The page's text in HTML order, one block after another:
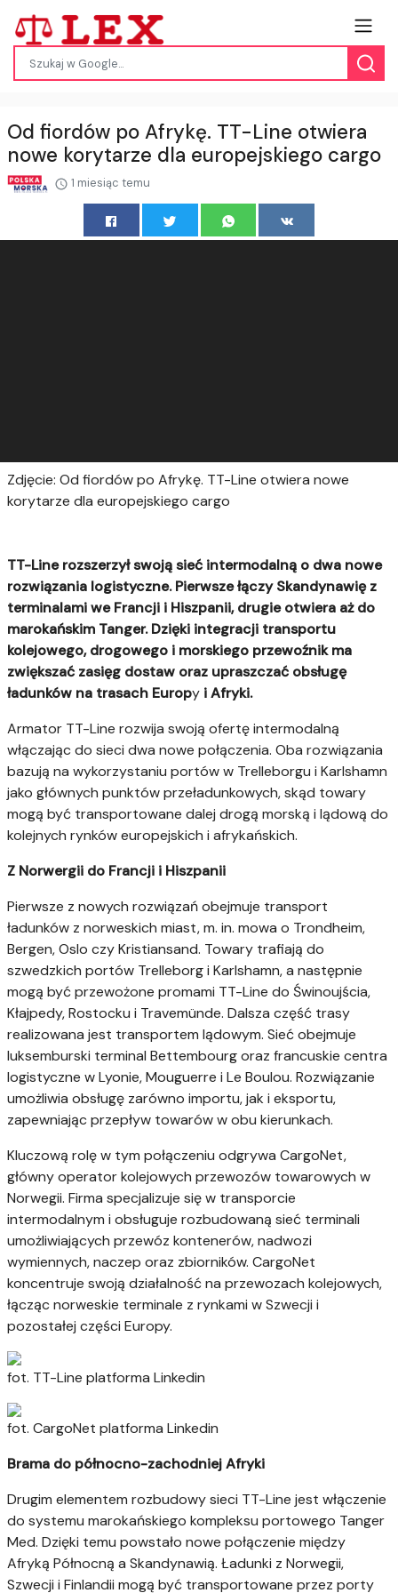
Od fiordów po Afrykę. TT-Line otwiera
nowe korytarze dla europejskiego cargo
1 miesiąc temu
Zdjęcie: Od fiordów po Afrykę. TT-Line otwiera nowe
korytarze dla europejskiego cargo
TT-Line rozszerzył swoją sieć intermodalną o dwa nowe
rozwiązania logistyczne. Pierwsze łączy Skandynawię z
terminalami we Francji i Hiszpanii, drugie otwiera aż do
marokańskim Tanger. Dzięki integracji transportu
kolejowego, drogowego i morskiego przewoźnik ma
zwiększać zasięg dostaw oraz upraszczać obsługę
ładunków na trasach Europy i Afryki.
Armator TT-Line rozwija swoją ofertę intermodalną
włączając do sieci dwa nowe połączenia. Oba rozwiązania
bazują na wykorzystaniu portów w Trelleborgu i Karlshamn
jako głównych punktów przeładunkowych, skąd towary
mogą być transportowane dalej drogą morską i lądową do
kolejnych rynków europejskich i afrykańskich.
Z Norwergii do Francji i Hiszpanii
Pierwsze z nowych rozwiązań obejmuje transport
ładunków z norweskich miast, m. in. mowa o Trondheim,
Bergen, Oslo czy Kristiansand. Towary trafiają do
szwedzkich portów Trelleborg i Karlshamn, a następnie
mogą być przewożone promami TT-Line do Świnoujścia,
Kłajpedy, Rostocku i Travemünde. Dalsza część trasy
realizowana jest transportem lądowym. Sieć obejmuje
luksemburski terminal Bettembourg oraz francuskie centra
logistyczne w Lyonie, Mouguerre i Le Boulou. Rozwiązanie
umożliwia obsługę zarówno importu, jak i eksportu,
zapewniając przepływ towarów w obu kierunkach.
Kluczową rolę w tym połączeniu odgrywa CargoNet,
główny operator kolejowych przewozów towarowych w
Norwegii. Firma specjalizuje się w transporcie
intermodalnym i obsługuje rozbudowaną sieć terminali
umożliwiających przewóz kontenerów, nadwozi
wymiennych, naczep oraz zbiorników. CargoNet
koncentruje swoją działalność na przewozach kolejowych,
łącząc norweskie terminale z rynkami w Szwecji i
pozostałej części Europy.
fot. TT-Line platforma Linkedin
fot. CargoNet platforma Linkedin
Brama do północno-zachodniej Afryki
Drugim elementem rozbudowy sieci TT-Line jest włączenie
do systemu marokańskiego kompleksu portowego Tanger
Med. Dzięki temu powstało nowe połączenie między
Afryką Północną a Skandynawią. Ładunki z Norwegii,
Szwecji i Finlandii mogą być transportowane przez porty